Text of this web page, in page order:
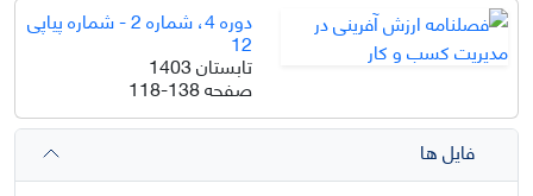
دوره 4، شماره 2 - شماره پیاپی
12
تابستان 1403
صفحه118-138
فایل ها